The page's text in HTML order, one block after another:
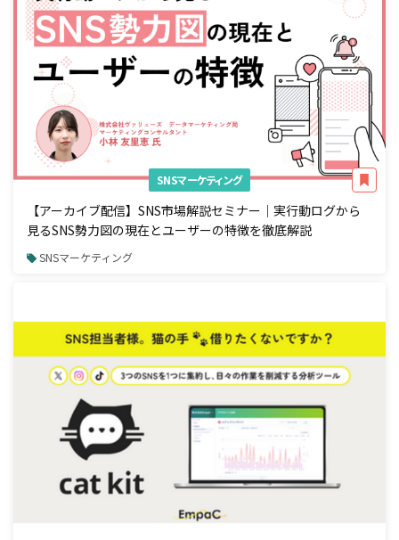
SNSマーケティング
【アーカイブ配信】SNS市場解説セミナー｜実行動ログから
見るSNS勢力図の現在とユーザーの特徴を徹底解説
SNSマーケティング